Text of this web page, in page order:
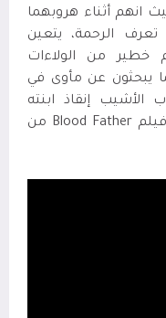
انهم أثناء هروبهما
الرحمة، يتعين
خطير من الولاءات
يبحثون عن مأوى في
الأشيب إنقاذ ابنته
المراهقة من هذا الكابوس؟ ، ويعد فيلم Blood Father من